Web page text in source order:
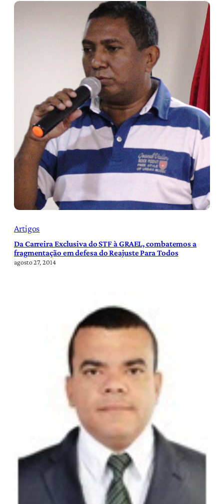
Artigos
Da Carreira Exclusiva do STF à GRAEL, combatemos a
fragmentação em defesa do Reajuste Para Todos
agosto 27, 2014